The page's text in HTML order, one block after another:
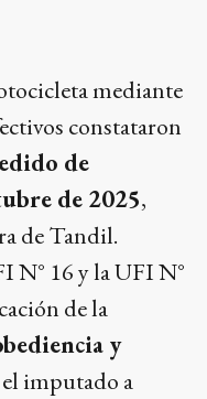
mediante
constataron
de
de 2025,
de Tandil.
N° 16 y la UFI N°
de la
y
imputado a